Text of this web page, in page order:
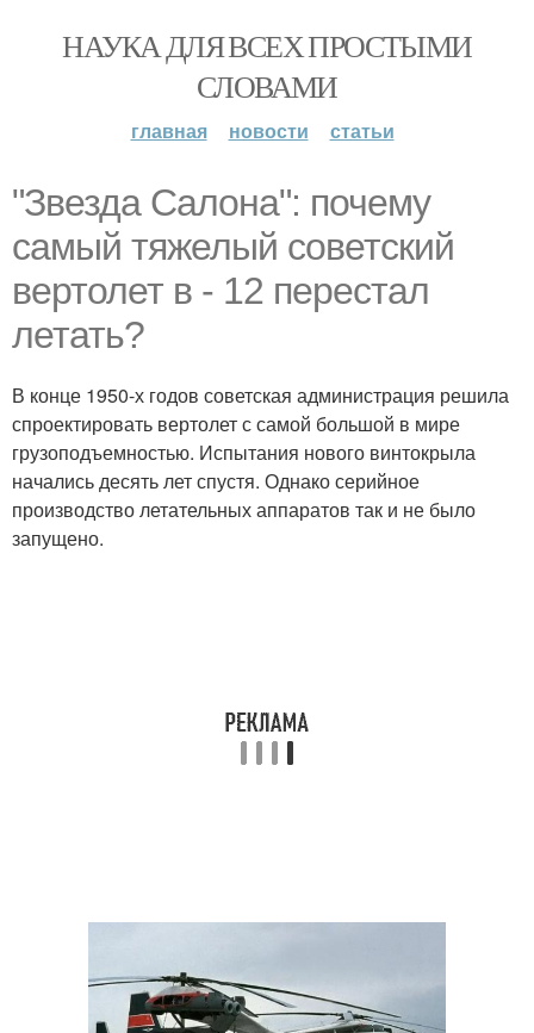
НАУКА ДЛЯ ВСЕХ ПРОСТЫМИ
СЛОВАМИ
главная новости статьи
"Звезда Салона": почему
самый тяжелый советский
вертолет в - 12 перестал
летать?
В конце 1950-х годов советская администрация решила
спроектировать вертолет с самой большой в мире
грузоподъемностью. Испытания нового винтокрыла
начались десять лет спустя. Однако серийное
производство летательных аппаратов так и не было
запущено.